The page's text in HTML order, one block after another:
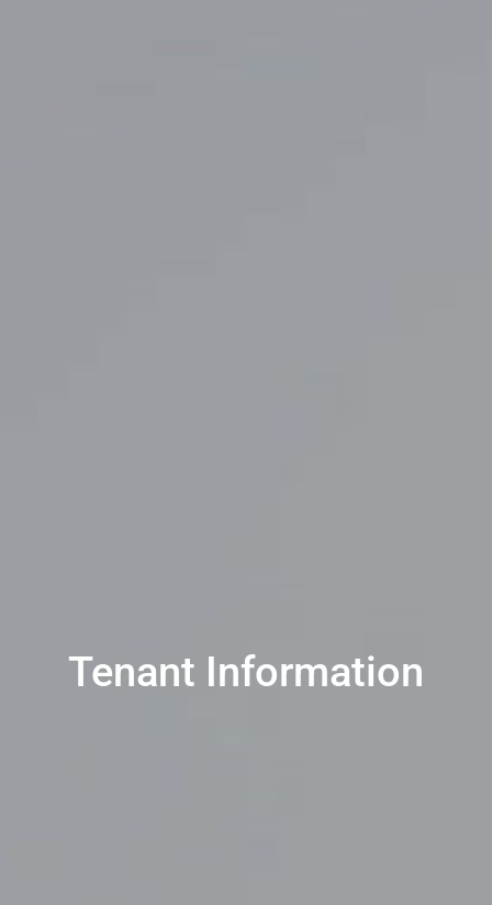
Tenant Information